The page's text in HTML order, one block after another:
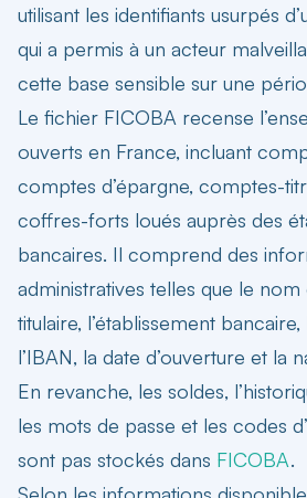
utilisant les identifiants usurpés
qui a permis à un acteur
cette base sensible sur une
Le fichier FICOBA recense
ouverts en France, incluant
comptes d’épargne, comptes-
coffres-forts loués auprès des
bancaires. Il comprend des
administratives telles que le
titulaire, l’établissement bancaire,
l’IBAN, la date d’ouverture et la
En revanche, les soldes,
les mots de passe et les codes
sont pas stockés dans FICOBA.